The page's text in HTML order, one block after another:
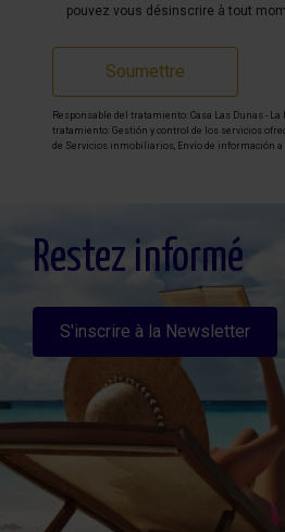
pouvez vous désinscrire à tout
Soumettre
Responsable del tratamiento: Casa Las Dunas - La
tratamiento: Gestión y control de los servicios
de Servicios inmobiliarios, Envío de información a
detallada sobre protección de datos
Aquí.
Restez informé
S'inscrire à la Newsletter